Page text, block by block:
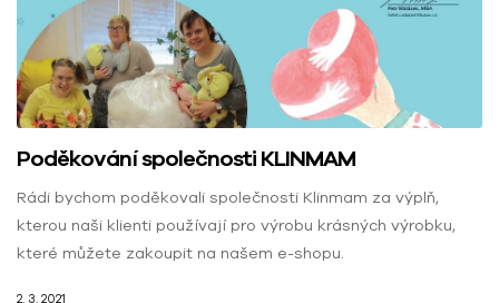
Poděkování společnosti KLINMAM
Rádi bychom poděkovali společnosti Klinmam za výplň,
kterou naši klienti používají pro výrobu krásných výrobku,
které můžete zakoupit na našem e-shopu.
2. 3. 2021